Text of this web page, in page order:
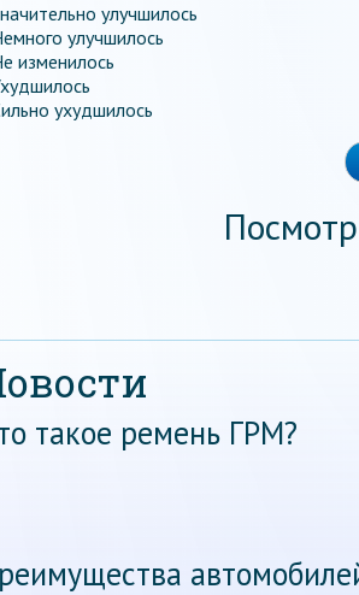
улучшилось
улучшилось
изменилось
ухудшилось
такое ремень ГРМ?